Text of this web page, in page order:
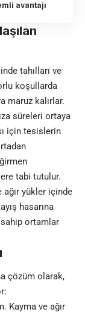
avantajı
tahılları ve
koşullarda
maruz kalırlar.
süreleri ortaya
için tesislerin
tabi tutulur.
ağır yükler içinde
hasarına
ortamlar
çözüm olarak,
Kayma ve ağır